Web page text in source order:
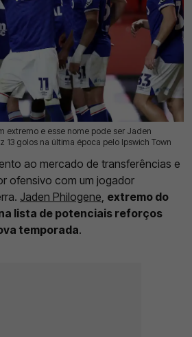
extremo e esse nome pode ser Jaden
13 golos na última época pelo Ipswich Town
ao mercado de transferências e
ofensivo com um jogador
Jaden Philogene extremo do
lista de potenciais reforços
temporada.